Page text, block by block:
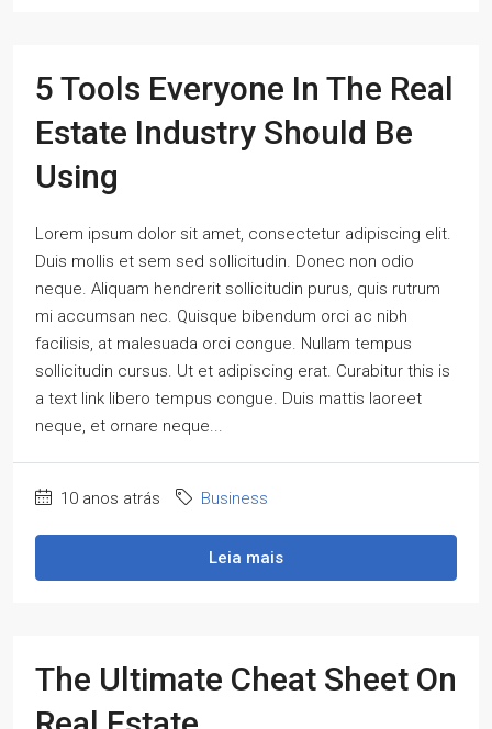
5 Tools Everyone In The Real
Estate Industry Should Be
Using
Lorem ipsum dolor sit amet, consectetur adipiscing elit.
Duis mollis et sem sed sollicitudin. Donec non odio
neque. Aliquam hendrerit sollicitudin purus, quis rutrum
mi accumsan nec. Quisque bibendum orci ac nibh
facilisis, at malesuada orci congue. Nullam tempus
sollicitudin cursus. Ut et adipiscing erat. Curabitur this is
a text link libero tempus congue. Duis mattis laoreet
neque, et ornare neque...
10 anos atrás Business
Leia mais
The Ultimate Cheat Sheet On